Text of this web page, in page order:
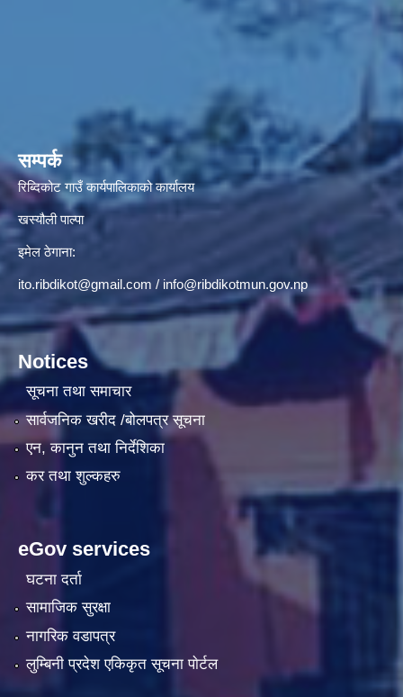
सम्पर्क
रिब्दिकोट गाउँ कार्यपालिकाको कार्यालय
खस्यौली पाल्पा
इमेल ठेगाना:
ito.ribdikot@gmail.com / info@ribdikotmun.gov.np
Notices
सूचना तथा समाचार
सार्वजनिक खरीद /बोलपत्र सूचना
एन, कानुन तथा निर्देशिका
कर तथा शुल्कहरु
eGov services
घटना दर्ता
सामाजिक सुरक्षा
नागरिक वडापत्र
लुम्बिनी प्रदेश एकिकृत सूचना पाेर्टल